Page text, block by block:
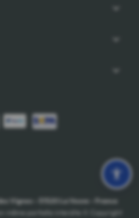
Vignes La Veuve
France
même partielle interdite © Copyright